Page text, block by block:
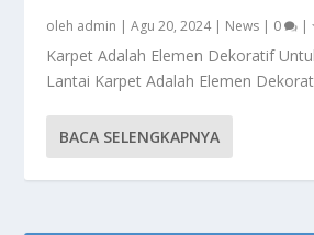
oleh admin |Agu 20, 2024| News | 0 |
Karpet Adalah Elemen Dekoratif
Lantai Karpet Adalah Elemen
BACA SELENGKAPNYA